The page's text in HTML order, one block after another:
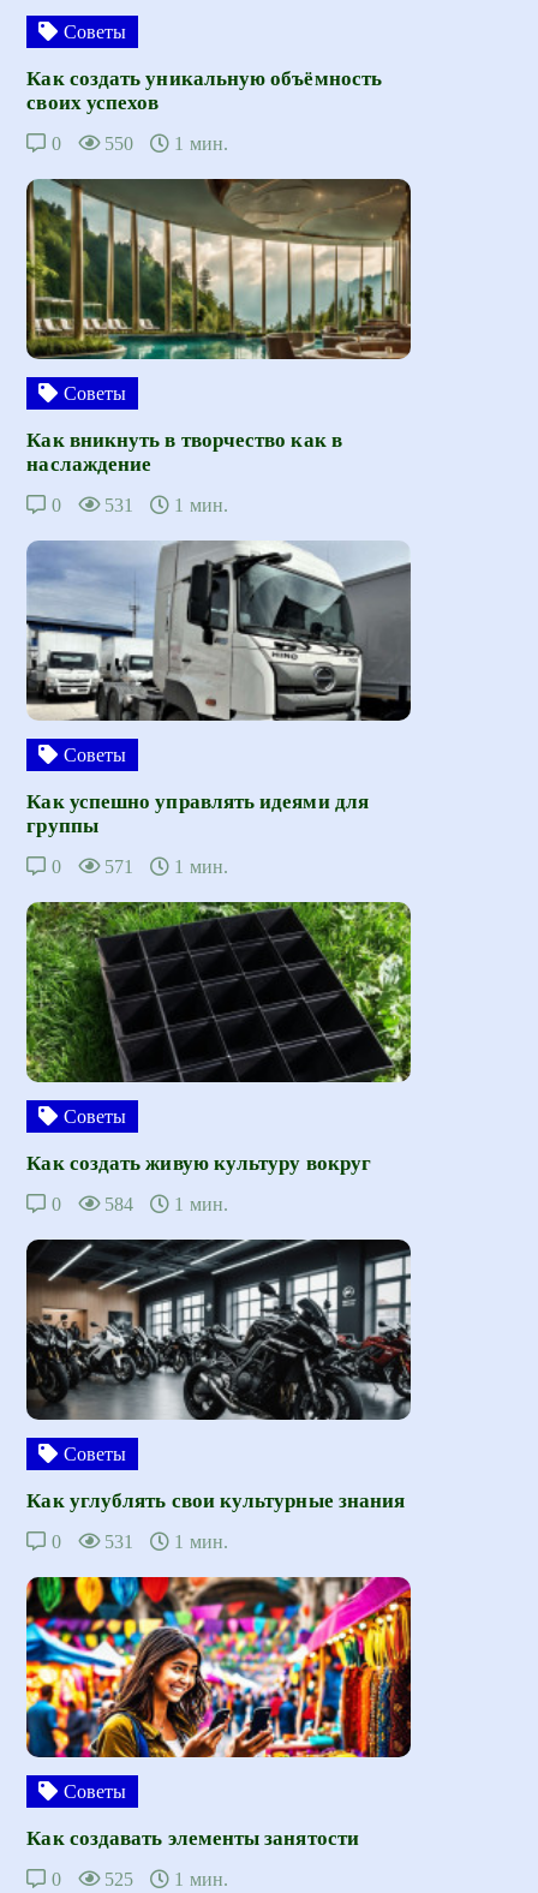
Советы
Как создать уникальную объёмность
своих успехов
0 550 1 мин.
Советы
Как вникнуть в творчество как в
наслаждение
0 531 1 мин.
Советы
Как успешно управлять идеями для
группы
0 571 1 мин.
Советы
Как создать живую культуру вокруг
0 584 1 мин.
Советы
Как углублять свои культурные знания
0 531 1 мин.
Советы
Как создавать элементы занятости
0 525 1 мин.